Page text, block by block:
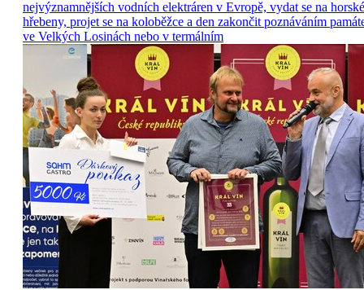
nejvýznamnějších vodních elektráren v Evropě, vydat se na horské
hřebeny, projet se na koloběžce a den zakončit poznáváním
ve Velkých Losinách nebo v termálním